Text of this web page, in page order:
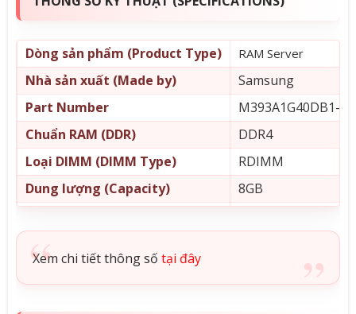
Dòng sản phẩm (Product Type) RAM Server
Nhà sản xuất (Made by)
Samsung
Part Number
M393A1G40DB1-
Chuẩn RAM (DDR)
DDR4
Loại DIMM (DIMM Type)
RDIMM
Dung lượng (Capacity)
8GB
Tốc độ Bus (Speed)
2400MHz (PC4-
Điện áp (Voltage)
Xem chi tiết thông số tại đây